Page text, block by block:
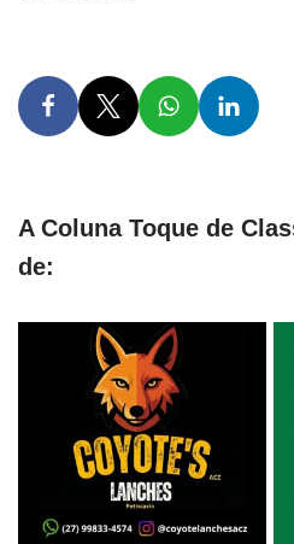
A Coluna Toque de
de: